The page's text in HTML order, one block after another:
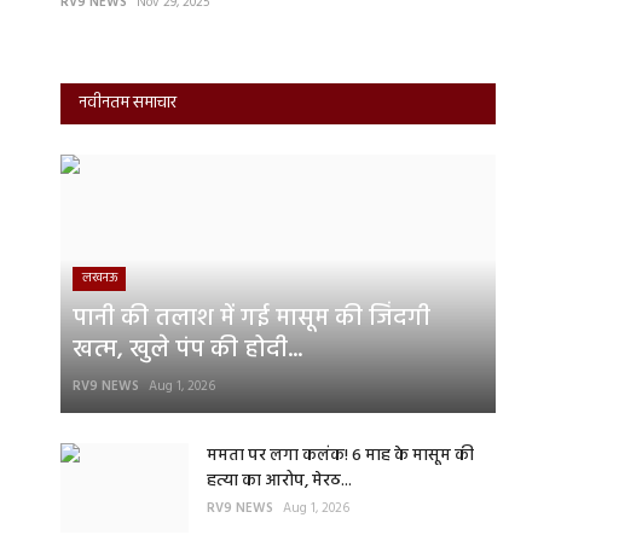
नवीनतम समाचार
लखनऊ
पानी की तलाश में गई मासूम की जिंदगी
खत्म, खुले पंप की होदी...
RV9 NEWS Aug 1, 2026
ममता पर लगा कलंक! 6 माह के मासूम की
हत्या का आरोप, मेरठ...
RV9 NEWS Aug 1, 2026